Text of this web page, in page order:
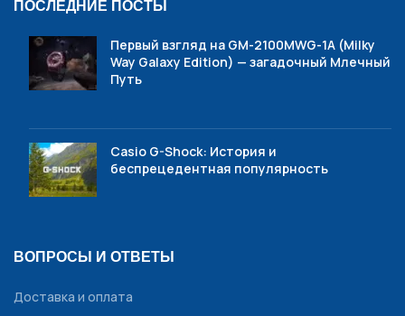
ПОСЛЕДНИЕ ПОСТЫ
Первый взгляд на GM-2100MWG-1A (Milky
Way Galaxy Edition) — загадочный Млечный
Путь
Casio G-Shock: История и
беспрецедентная популярность
ВОПРОСЫ И ОТВЕТЫ
Доставка и оплата